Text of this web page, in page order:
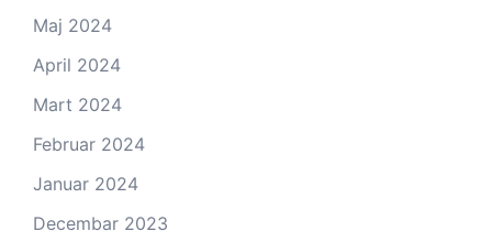
Maj 2024
April 2024
Mart 2024
Februar 2024
Januar 2024
Decembar 2023